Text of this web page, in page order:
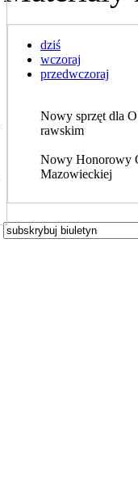
dziś
wczoraj
przedwczoraj
Nowy sprzęt dla
rawskim
Nowy Honorowy
Mazowieckiej